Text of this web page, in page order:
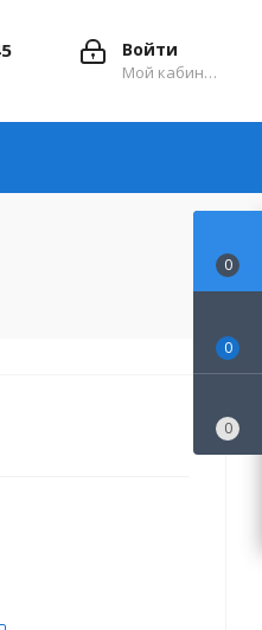
Войти
Мой кабинет
0
0
0